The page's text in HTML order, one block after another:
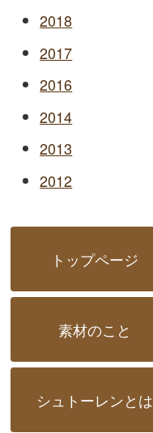
2018
2017
2016
2014
2013
2012
トップページ
素材のこと
シュトーレンとは